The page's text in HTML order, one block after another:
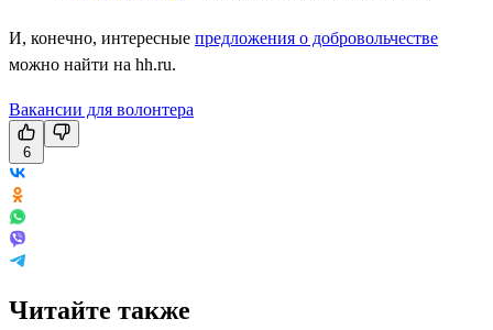
И, конечно, интересные предложения о добровольчестве
можно найти на hh.ru.
Вакансии для волонтера
6
Читайте также